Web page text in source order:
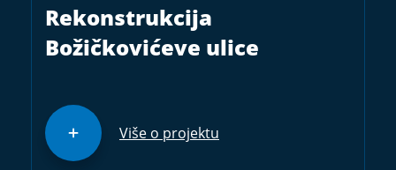
Rekonstrukcija
Božičkovićeve ulice
Više o projektu